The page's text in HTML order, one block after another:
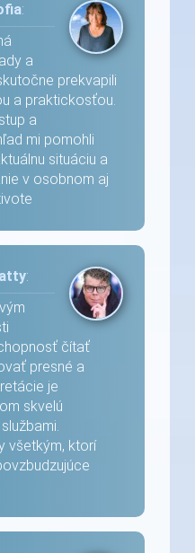
:
a
prekvapili
a praktickosťou.
a
mi pomohli
situáciu a
v osobnom aj
:
čítať
presné a
je
skvelú
všetkým, ktorí